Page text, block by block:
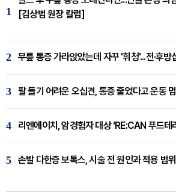
1
[김상범 원장 칼럼]
2
3
4 리엔에이치, 암경험자 대상 ‘RE:CAN 푸드테
5